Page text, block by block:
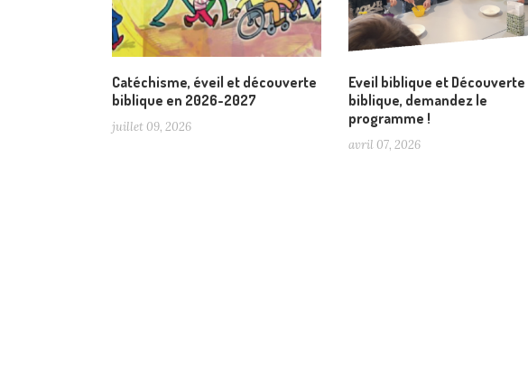
Catéchisme, éveil et découverte
biblique en 2026-2027
juillet 09, 2026
Eveil biblique et Découverte
biblique, demandez le
programme !
avril 07, 2026